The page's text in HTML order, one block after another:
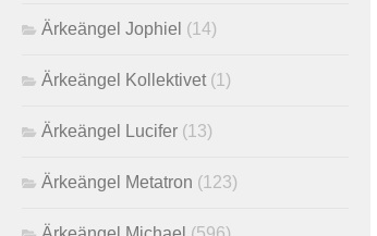
Ärkeängel Jophiel (14)
Ärkeängel Kollektivet (1)
Ärkeängel Lucifer (13)
Ärkeängel Metatron (123)